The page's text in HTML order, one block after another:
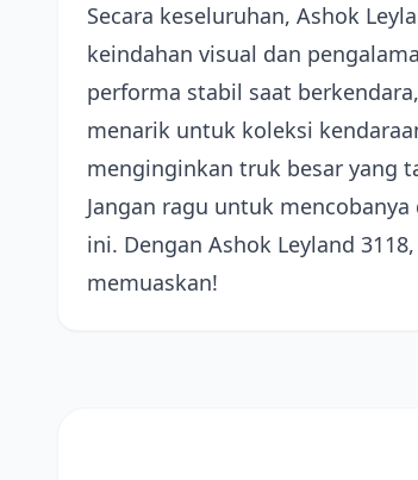
Secara keseluruhan, Ashok
keindahan visual dan
performa stabil saat
menarik untuk koleksi
menginginkan truk besar yang
Jangan ragu untuk
ini. Dengan Ashok Leyland
memuaskan!